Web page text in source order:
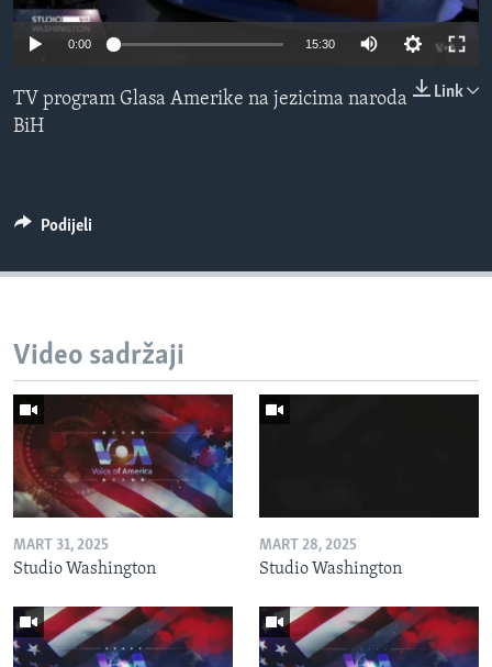
MAGAZIN
Learning English
Jezici
0:00 15:30
Link
TV program Glasa Amerike na jezicima naroda
BiH
Podijeli
Video sadržaji
MART 31, 2025
Studio Washington
MART 28, 2025
Studio Washington